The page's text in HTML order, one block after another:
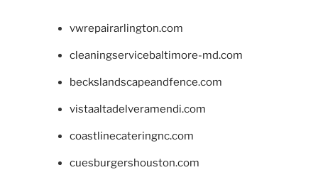
vwrepairarlington.com
cleaningservicebaltimore-md.com
beckslandscapeandfence.com
vistaaltadelveramendi.com
coastlinecateringnc.com
cuesburgershouston.com